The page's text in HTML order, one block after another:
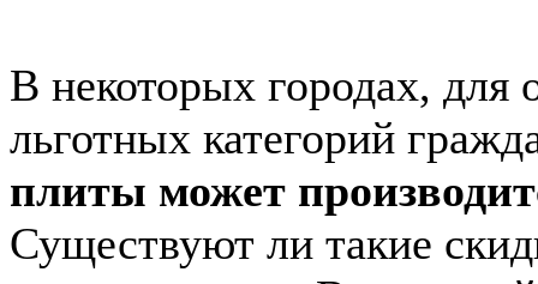
В некоторых городах, для
льготных категорий
плиты может
Существуют ли такие